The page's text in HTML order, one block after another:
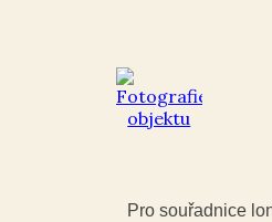
Pro souřadnice